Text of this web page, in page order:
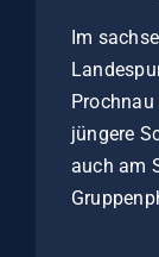
Im
jüngere
auch am